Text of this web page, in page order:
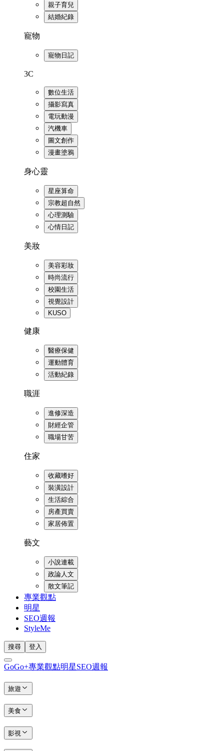
親子育兒
結婚紀錄
寵物
寵物日記
3C
數位生活
攝影寫真
電玩動漫
汽機車
圖文創作
漫畫塗鴉
身心靈
星座算命
宗教超自然
心理測驗
心情日記
美妝
美容彩妝
時尚流行
校園生活
視覺設計
KUSO
健康
醫療保健
運動體育
活動紀錄
職涯
進修深造
財經企管
職場甘苦
住家
收藏嗜好
裝潢設計
生活綜合
房產買賣
家居佈置
藝文
小說連載
政論人文
散文筆記
專業觀點
明星
SEO週報
StyleMe
搜尋 登入
GoGo+專業觀點明星SEO週報
旅遊
美食
影視